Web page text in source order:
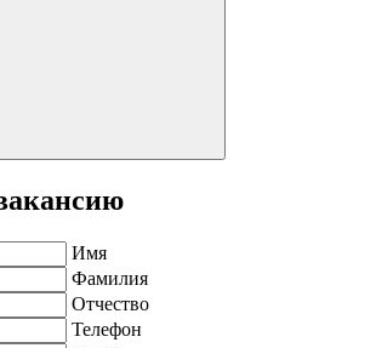
Имя
Фамилия
Отчество
Телефон